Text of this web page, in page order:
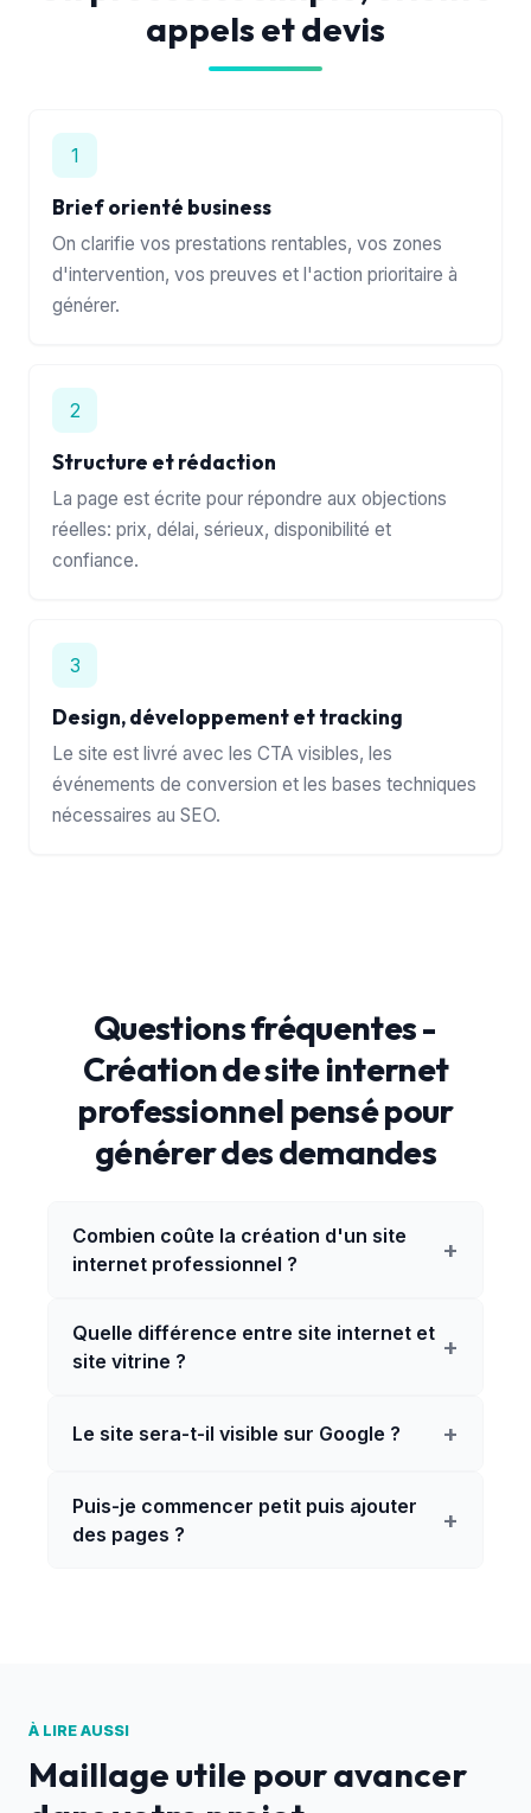
appels et devis
1
Brief orienté business
On clarifie vos prestations rentables, vos zones
d'intervention, vos preuves et l'action prioritaire à
générer.
2
Structure et rédaction
La page est écrite pour répondre aux objections
réelles: prix, délai, sérieux, disponibilité et
confiance.
3
Design, développement et tracking
Le site est livré avec les CTA visibles, les
événements de conversion et les bases techniques
nécessaires au SEO.
Questions fréquentes -
Création de site internet
professionnel pensé pour
générer des demandes
Combien coûte la création d'un site
internet professionnel ?
+
Quelle différence entre site internet et
site vitrine ?
+
Le site sera-t-il visible sur Google ? +
Puis-je commencer petit puis ajouter
des pages ?
+
À LIRE AUSSI
Maillage utile pour avancer